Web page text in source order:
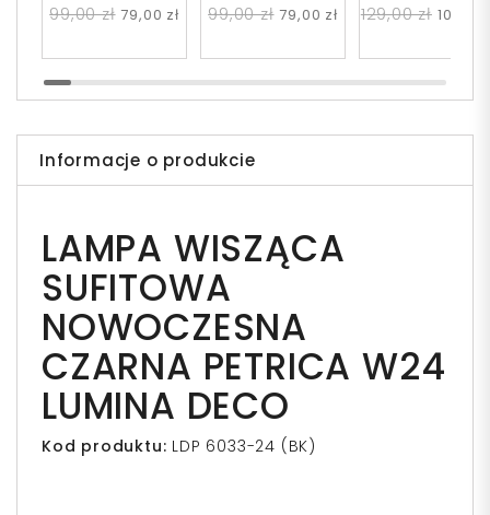
MARSIADA W1
99,00 zł 79,00 zł
MARSIADA W1
99,00 zł 79,00 zł
FREDICA
129,00 zł 109,00
Informacje o produkcie
LAMPA WISZĄCA
SUFITOWA
NOWOCZESNA
CZARNA PETRICA W24
LUMINA DECO
Kod produktu: LDP 6033-24 (BK)